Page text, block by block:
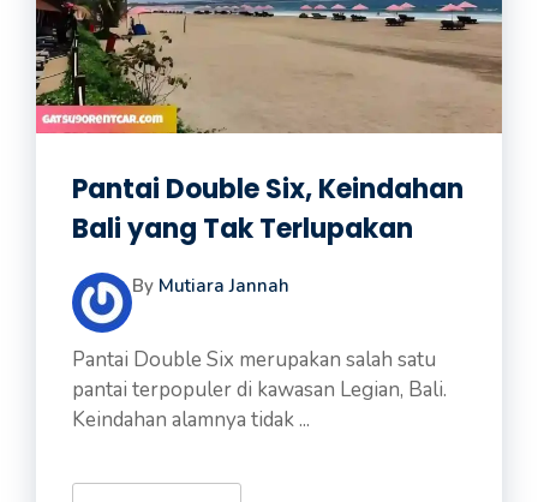
Pantai Double Six, Keindahan
Bali yang Tak Terlupakan
By Mutiara Jannah
Pantai Double Six merupakan salah satu
pantai terpopuler di kawasan Legian, Bali.
Keindahan alamnya tidak ...